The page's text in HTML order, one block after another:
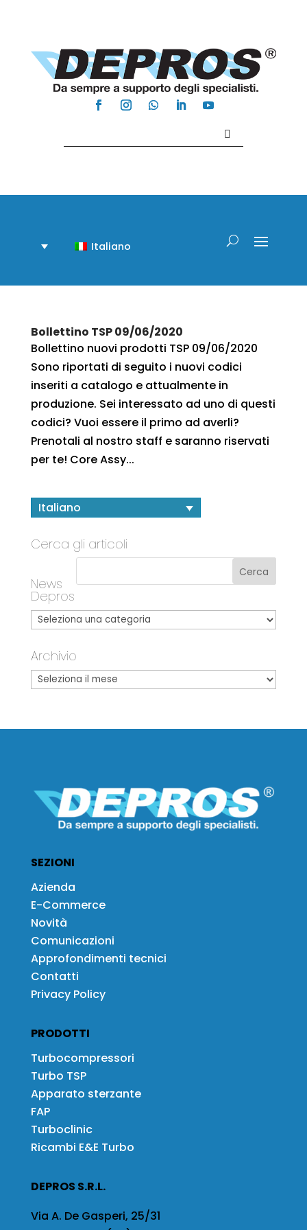
Italiano
Bollettino TSP 09/06/2020
Bollettino nuovi prodotti TSP 09/06/2020
Sono riportati di seguito i nuovi codici
inseriti a catalogo e attualmente in
produzione. Sei interessato ad uno di questi
codici? Vuoi essere il primo ad averli?
Prenotali al nostro staff e saranno riservati
per te! Core Assy...
Italiano
Cerca gli articoli
News
Depros
Archivio
SEZIONI
Azienda
E-Commerce
Novità
Comunicazioni
Approfondimenti tecnici
Contatti
Privacy Policy
PRODOTTI
Turbocompressori
Turbo TSP
Apparato sterzante
FAP
Turboclinic
Ricambi E&E Turbo
DEPROS S.R.L.
Via A. De Gasperi, 25/31